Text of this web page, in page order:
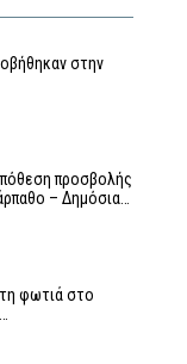
στην
προσβολής
– Δημόσια…
φωτιά στο